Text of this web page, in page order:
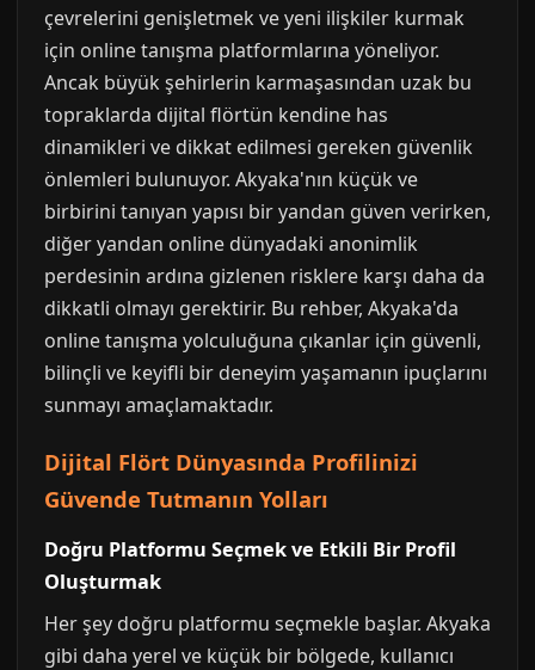
çevrelerini genişletmek ve yeni ilişkiler kurmak
için online tanışma platformlarına yöneliyor.
Ancak büyük şehirlerin karmaşasından uzak bu
topraklarda dijital flörtün kendine has
dinamikleri ve dikkat edilmesi gereken güvenlik
önlemleri bulunuyor. Akyaka'nın küçük ve
birbirini tanıyan yapısı bir yandan güven verirken,
diğer yandan online dünyadaki anonimlik
perdesinin ardına gizlenen risklere karşı daha da
dikkatli olmayı gerektirir. Bu rehber, Akyaka'da
online tanışma yolculuğuna çıkanlar için güvenli,
bilinçli ve keyifli bir deneyim yaşamanın ipuçlarını
sunmayı amaçlamaktadır.
Dijital Flört Dünyasında Profilinizi
Güvende Tutmanın Yolları
Doğru Platformu Seçmek ve Etkili Bir Profil
Oluşturmak
Her şey doğru platformu seçmekle başlar. Akyaka
gibi daha yerel ve küçük bir bölgede, kullanıcı